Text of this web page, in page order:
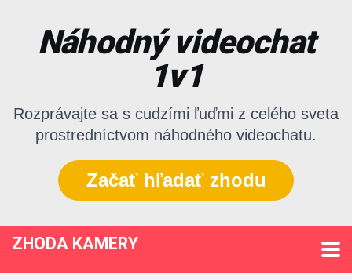
Náhodný videochat
1v1
Rozprávajte sa s cudzími ľuďmi z celého sveta
prostredníctvom náhodného videochatu.
Začať hľadať zhodu
ZHODA KAMERY